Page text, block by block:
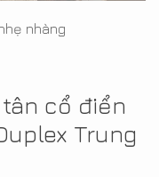
nhàng
cổ điển
Trung